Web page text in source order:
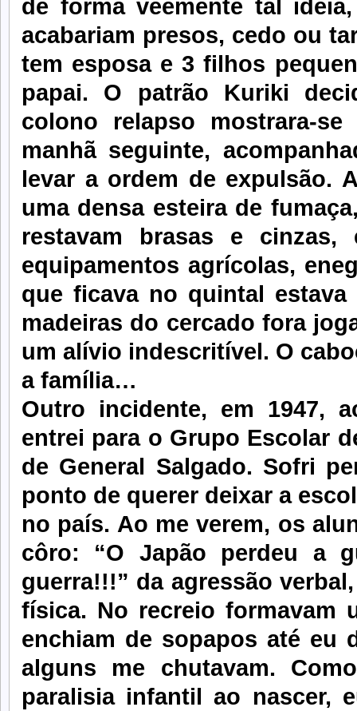
de forma veemente tal
acabariam presos, cedo ou
tem esposa e 3 filhos
papai. O patrão Kuriki
colono relapso mostrara-
manhã seguinte,
levar a ordem de expulsão.
uma densa esteira de
restavam brasas e
equipamentos agrícolas,
que ficava no quintal
madeiras do cercado fora
um alívio indescritível. O
a família…
Outro incidente, em 1947,
entrei para o Grupo Escolar
de General Salgado. Sofri
ponto de querer deixar a
no país. Ao me verem, os
côro: “O Japão perdeu a
guerra!!!” da agressão
física. No recreio formavam
enchiam de sopapos até eu
alguns me chutavam.
paralisia infantil ao nascer,